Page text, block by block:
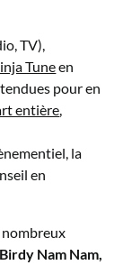
TV),
Tuneen
pour en
entière
la
en
nombreux
Nam Nam,